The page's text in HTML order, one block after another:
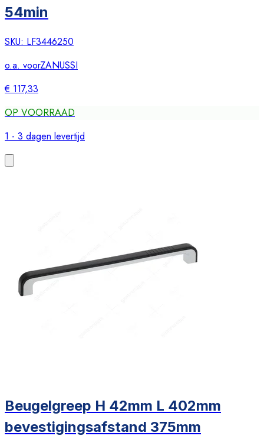
54min
SKU: LF3446250
o.a. voorZANUSSI
€ 117,33
OP VOORRAAD
1 - 3 dagen levertijd
Beugelgreep H 42mm L 402mm
bevestigingsafstand 375mm